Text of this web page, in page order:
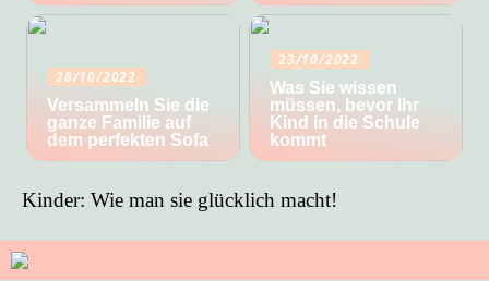
28/10/2022
Versammeln Sie die
ganze Familie auf
dem perfekten Sofa
23/10/2022
Was Sie wissen
müssen, bevor Ihr
Kind in die Schule
kommt
Kinder: Wie man sie glücklich macht!